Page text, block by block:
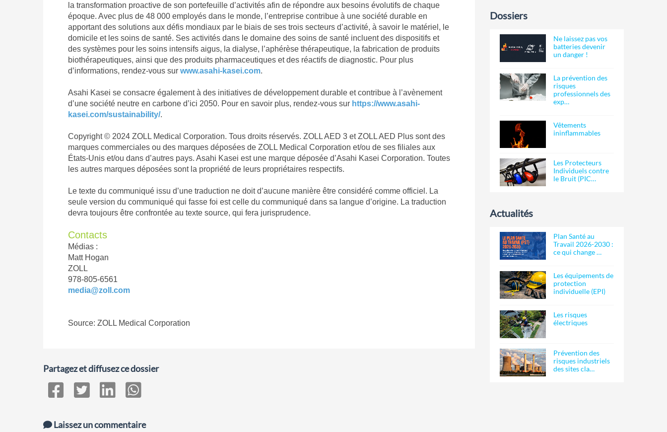
la transformation proactive de son portefeuille d’activités afin de répondre aux besoins évolutifs de chaque
époque. Avec plus de 48 000 employés dans le monde, l’entreprise contribue à une société durable en
apportant des solutions aux défis mondiaux par le biais de ses trois secteurs d’activité, à savoir le matériel, le
domicile et les soins de santé. Ses activités dans le domaine des soins de santé incluent des dispositifs et
des systèmes pour les soins intensifs aigus, la dialyse, l’aphérèse thérapeutique, la fabrication de produits
biothérapeutiques, ainsi que des produits pharmaceutiques et des réactifs de diagnostic. Pour plus
d’informations, rendez-vous sur www.asahi-kasei.com.
Asahi Kasei se consacre également à des initiatives de développement durable et contribue à l’avènement
d’une société neutre en carbone d’ici 2050. Pour en savoir plus, rendez-vous sur https://www.asahi-
kasei.com/sustainability/.
Copyright © 2024 ZOLL Medical Corporation. Tous droits réservés. ZOLL AED 3 et ZOLL AED Plus sont des
marques commerciales ou des marques déposées de ZOLL Medical Corporation et/ou de ses filiales aux
États-Unis et/ou dans d’autres pays. Asahi Kasei est une marque déposée d’Asahi Kasei Corporation. Toutes
les autres marques déposées sont la propriété de leurs propriétaires respectifs.
Le texte du communiqué issu d’une traduction ne doit d’aucune manière être considéré comme officiel. La
seule version du communiqué qui fasse foi est celle du communiqué dans sa langue d’origine. La traduction
devra toujours être confrontée au texte source, qui fera jurisprudence.
Contacts
Médias :
Matt Hogan
ZOLL
978-805-6561
media@zoll.com
Source: ZOLL Medical Corporation
Partagez et diffusez ce dossier
Laissez un commentaire
Dossiers
Ne laissez pas vos
batteries devenir
un danger !
La prévention des
risques
professionnels des
exp…
Vêtements
ininflammables
Les Protecteurs
Individuels contre
le Bruit (PIC…
Actualités
Plan Santé au
Travail 2026-2030 :
ce qui change …
Les équipements de
protection
individuelle (EPI)
Les risques
électriques
Prévention des
risques industriels
des sites cla…